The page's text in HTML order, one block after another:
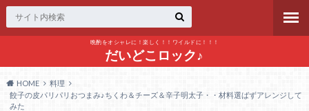
晩酌をオシャレに！楽しく！！ワイルドに！！！
だいどこロック♪
HOME
料理
餃子の皮パリパリおつまみ♪ちくわ＆チーズ＆辛子明太子・・材料選ばずアレンジして
みた